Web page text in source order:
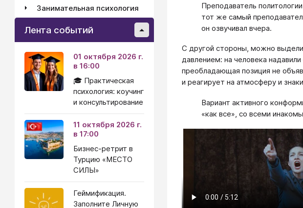
Преподаватель
тот же самый
он озвучивал вчера.
С другой стороны, можно
давлением: на человека
преобладающая позиция не
и реагирует на атмосферу и
Вариант активного
«как все», со всеми
Занимательная психология
Лента событий
01 октября 2026 г.
в 16:00
🎓 Практическая
психология: коучинг
и консультирование
11 октября 2026 г.
в 17:00
Бизнес-ретрит в
Турцию «МЕСТО
СИЛЫ»
Геймификация.
Заполните Личную